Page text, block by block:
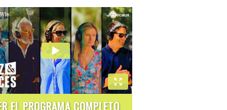
EL PROGRAMA COMPLETO